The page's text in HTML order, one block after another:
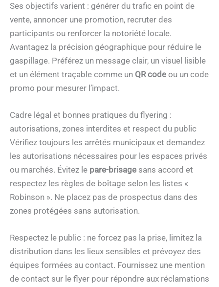
Ses objectifs varient : générer du trafic en point de
vente, annoncer une promotion, recruter des
participants ou renforcer la notoriété locale.
Avantagez la précision géographique pour réduire le
gaspillage. Préférez un message clair, un visuel lisible
et un élément traçable comme un QR code ou un code
promo pour mesurer l’impact.
Cadre légal et bonnes pratiques du flyering :
autorisations, zones interdites et respect du public
Vérifiez toujours les arrêtés municipaux et demandez
les autorisations nécessaires pour les espaces privés
ou marchés. Évitez le pare-brisage sans accord et
respectez les règles de boîtage selon les listes «
Robinson ». Ne placez pas de prospectus dans des
zones protégées sans autorisation.
Respectez le public : ne forcez pas la prise, limitez la
distribution dans les lieux sensibles et prévoyez des
équipes formées au contact. Fournissez une mention
de contact sur le flyer pour répondre aux réclamations